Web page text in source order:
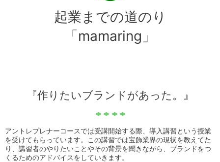
起業までの道のり
「mamaring」
『作りたいブランドがあった。』
アントレプレナーコースでは受講開始する際、導入講習という授業
を受けてもらっています。この講習では宝飾業界の現状を教えてた
り、講習者のやりたいことやその背景を聞きながら、ブランドをつ
くるためのアドバイスをしていきます。